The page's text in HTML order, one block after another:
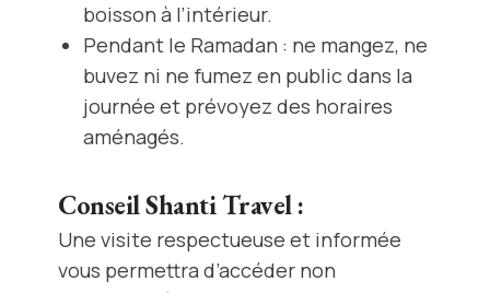
boisson à l’intérieur.
Pendant le Ramadan : ne mangez, ne
buvez ni ne fumez en public dans la
journée et prévoyez des horaires
aménagés.
Conseil Shanti Travel :
Une visite respectueuse et informée
vous permettra d’accéder non